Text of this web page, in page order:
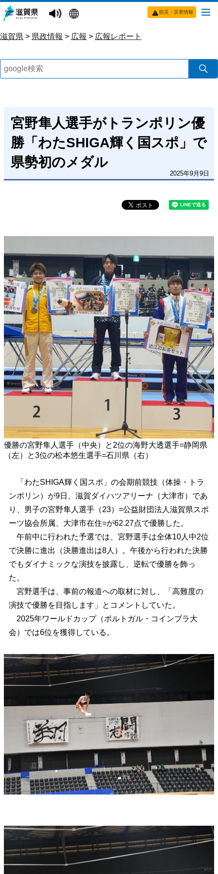
防災・災害情報
滋賀県 > 県政情報 > 広報 > 広報レポート
宮野隼人選手がトランポリン優
勝「わたSHIGA輝く国スポ」で
県勢初のメダル
2025年9月9日
優勝の宮野隼人選手（中央）と2位の海野大透選手=静岡県
（左）と3位の松本悠生選手=石川県（右）
「わたSHIGA輝く国スポ」の会期前競技（体操・トラ
ンポリン）が9日、滋賀ダイハツアリーナ（大津市）であ
り、男子の宮野隼人選手（23）=公益財団法人滋賀県スポ
ーツ協会所属、大津市在住=が62.27点で優勝した。
午前中に行われた予選では、宮野選手は全体10人中2位
で決勝に進出（決勝進出は8人）。午後から行われた決勝
でもダイナミックな演技を披露し、逆転で優勝を飾っ
た。
宮野選手は、事前の報道への取材に対し、「高難度の
演技で優勝を目指します」とコメントしていた。
2025年ワールドカップ（ポルトガル・コインブラ大
会）では6位を獲得している。